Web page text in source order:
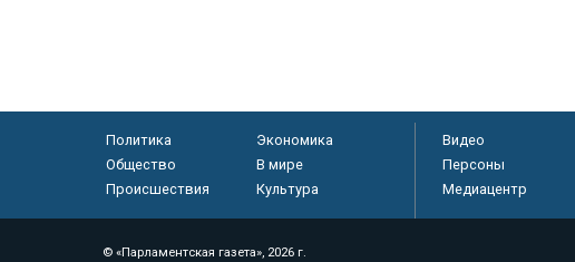
Политика
Экономика
Общество
В мире
Происшествия
Культура
Видео
Персоны
Медиацентр
© «Парламентская газета», 2026 г.